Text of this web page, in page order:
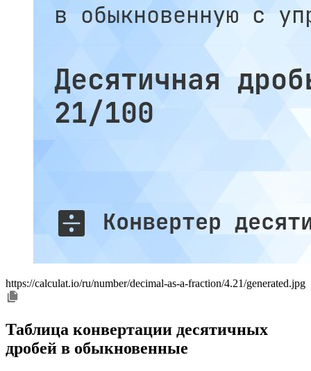
https://calculat.io/ru/number/decimal-as-a-fraction/4.21/generated.jpg
Таблица конвертации десятичных
дробей в обыкновенные